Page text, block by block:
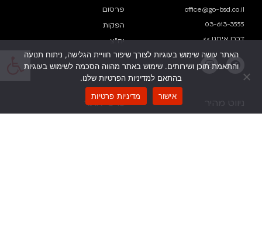
office@go-bsd.co.il
03-613-3555
דברו איתנו >>
פרסום
הפקות
יח”צ
ניווט מהיר פרטי אתר
האתר עושה שימוש בעוגיות לצורך שיפור חוויית הגלישה, ניתוח תנועה
והתאמת תוכן ושירותים. שימוש באתר מהווה הסכמה לשימוש בעוגיות
בהתאם למדיניות הפרטיות שלנו.
אישור
מדיניות פרטיות